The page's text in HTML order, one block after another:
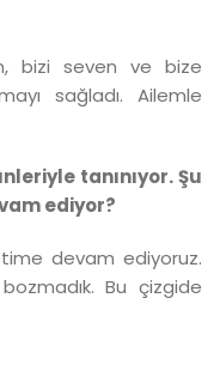
bizi seven ve bize
sağladı. Ailemle
tanınıyor. Şu
ediyor?
devam ediyoruz.
Bu çizgide